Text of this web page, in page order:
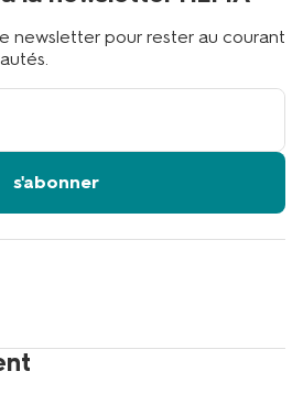
newsletter pour rester au courant
s'abonner